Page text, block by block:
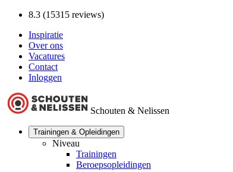
8.3 (15315 reviews)
Inspiratie
Over ons
Vacatures
Contact
Inloggen
Schouten & Nelissen
Trainingen & Opleidingen
Niveau
Trainingen
Beroepsopleidingen